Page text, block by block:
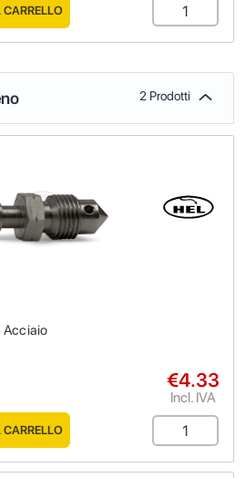
CARRELLO
2 Prodotti
Acciaio
€4.33
Incl. IVA
CARRELLO